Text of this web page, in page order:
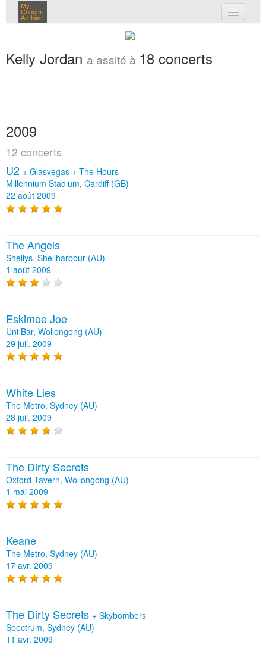
My
Concert
Archive
mes concerts
connexion
Kelly Jordan a assité à 18 concerts
2009
12 concerts
U2 + Glasvegas + The Hours
Millennium Stadium, Cardiff (GB)
22 août 2009
The Angels
Shellys, Shellharbour (AU)
1 août 2009
Eskimoe Joe
Uni Bar, Wollongong (AU)
29 juil. 2009
White Lies
The Metro, Sydney (AU)
28 juil. 2009
The Dirty Secrets
Oxford Tavern, Wollongong (AU)
1 mai 2009
Keane
The Metro, Sydney (AU)
17 avr. 2009
The Dirty Secrets + Skybombers
Spectrum, Sydney (AU)
11 avr. 2009